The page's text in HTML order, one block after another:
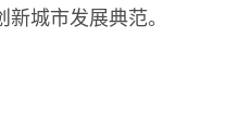
城市发展典范。